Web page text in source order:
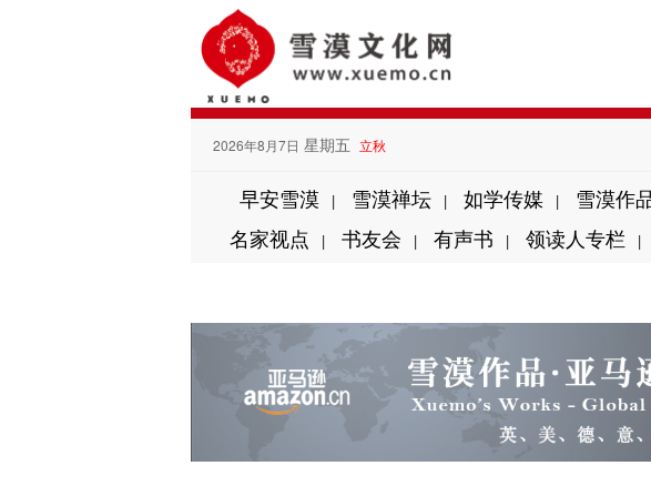
2026年8月7日 星期五 立秋
早安雪漠 | 雪漠禅坛 | 如学传媒 | 雪漠作
名家视点 | 书友会 | 有声书 | 领读人专栏 |